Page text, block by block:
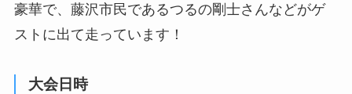
豪華で、藤沢市民であるつるの剛士さんなどがゲ
ストに出て走っています！
大会日時